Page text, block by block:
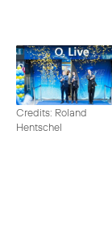
Credits: Roland
Hentschel